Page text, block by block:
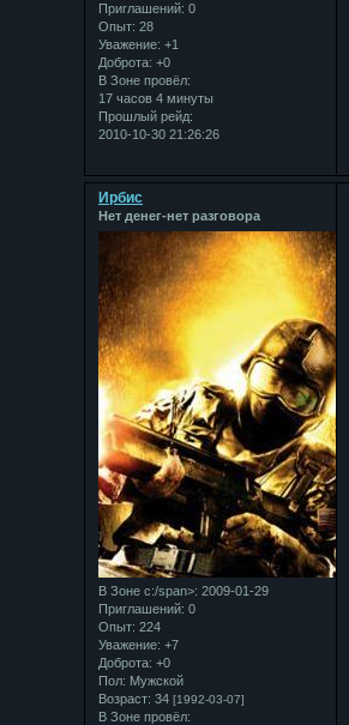
Приглашений: 0
Опыт: 28
Уважение: +1
Доброта: +0
В Зоне провёл:
17 часов 4 минуты
Прошлый рейд:
2010-10-30 21:26:26
Ирбис
Нет денег-нет разговора
В Зоне с:/span>: 2009-01-29
Приглашений: 0
Опыт: 224
Уважение: +7
Доброта: +0
Пол: Мужской
Возраст: 34 [1992-03-07]
В Зоне провёл: